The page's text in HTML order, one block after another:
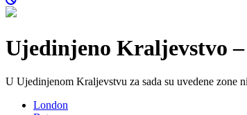
Ujedinjeno Kraljevstvo
U Ujedinjenom Kraljevstvu za sada su uvedene zone
London